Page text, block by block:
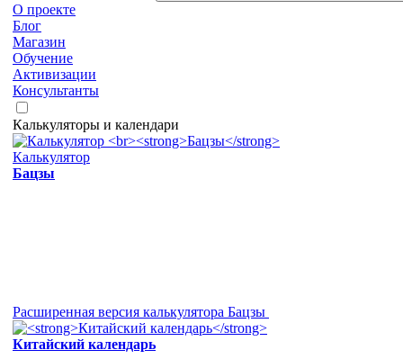
О проекте
Блог
Магазин
Обучение
Активизации
Консультанты
Калькуляторы и календари
Калькулятор
Бацзы
Расширенная версия калькулятора Бацзы
Китайский календарь